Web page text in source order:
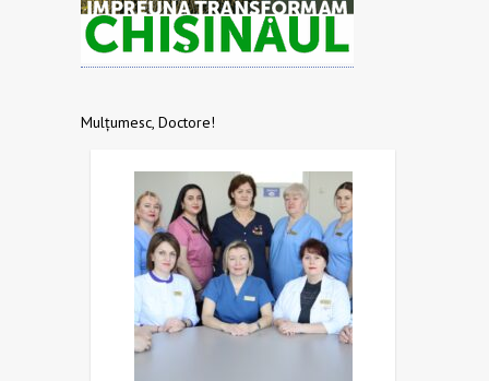
Mulțumesc, Doctore!